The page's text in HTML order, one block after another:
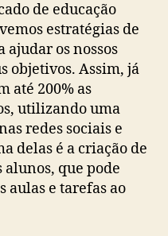
de educação
estratégias de
os nossos
objetivos. Assim, já
até 200% as
utilizando uma
redes sociais e
delas é a criação de
que pode
aulas e tarefas ao